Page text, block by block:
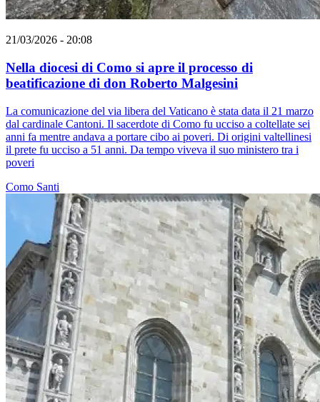
21/03/2026 - 20:08
Nella diocesi di Como si apre il processo di
beatificazione di don Roberto Malgesini
La comunicazione del via libera del Vaticano è stata data il 21 marzo
dal cardinale Cantoni. Il sacerdote di Como fu ucciso a coltellate sei
anni fa mentre andava a portare cibo ai poveri. Di origini valtellinesi
il prete fu ucciso a 51 anni. Da tempo viveva il suo ministero tra i
poveri
Como Santi